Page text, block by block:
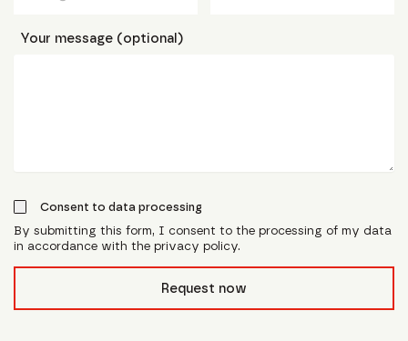
Your message (optional)
Consent to data processing
By submitting this form, I consent to the processing of my data
in accordance with the privacy policy.
Request now